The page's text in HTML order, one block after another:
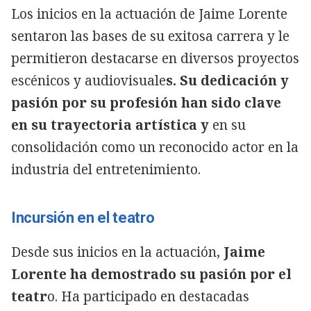
Los inicios en la actuación de Jaime Lorente
sentaron las bases de su exitosa carrera y le
permitieron destacarse en diversos proyectos
escénicos y audiovisuales. Su dedicación y
pasión por su profesión han sido clave
en su trayectoria artística y en su
consolidación como un reconocido actor en la
industria del entretenimiento.
Incursión en el teatro
Desde sus inicios en la actuación, Jaime
Lorente ha demostrado su pasión por el
teatro. Ha participado en destacadas